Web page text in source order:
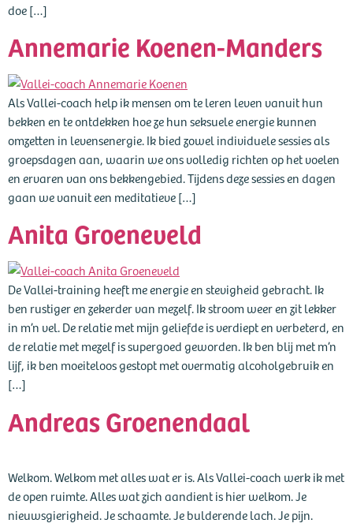
doe […]
Annemarie Koenen-Manders
Als Vallei-coach help ik mensen om te leren leven vanuit hun
bekken en te ontdekken hoe ze hun seksuele energie kunnen
omzetten in levensenergie. Ik bied zowel individuele sessies als
groepsdagen aan, waarin we ons volledig richten op het voelen
en ervaren van ons bekkengebied. Tijdens deze sessies en dagen
gaan we vanuit een meditatieve […]
Anita Groeneveld
De Vallei-training heeft me energie en stevigheid gebracht. Ik
ben rustiger en zekerder van mezelf. Ik stroom weer en zit lekker
in m’n vel. De relatie met mijn geliefde is verdiept en verbeterd, en
de relatie met mezelf is supergoed geworden. Ik ben blij met m’n
lijf, ik ben moeiteloos gestopt met overmatig alcoholgebruik en
[…]
Andreas Groenendaal
Welkom. Welkom met alles wat er is. Als Vallei-coach werk ik met
de open ruimte. Alles wat zich aandient is hier welkom. Je
nieuwsgierigheid. Je schaamte. Je bulderende lach. Je pijn.